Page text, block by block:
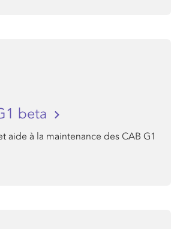
beta
aide à la maintenance des CAB G1